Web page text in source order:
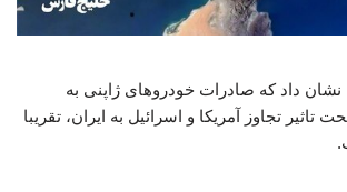
نشان داد که صادرات خودروهای ژاپنی به
تاثیر تجاوز آمریکا و اسرائیل به ایران، تقریبا